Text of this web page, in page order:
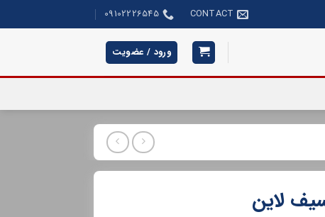
CONTACT
09102226545
ورود / عضویت
لاین